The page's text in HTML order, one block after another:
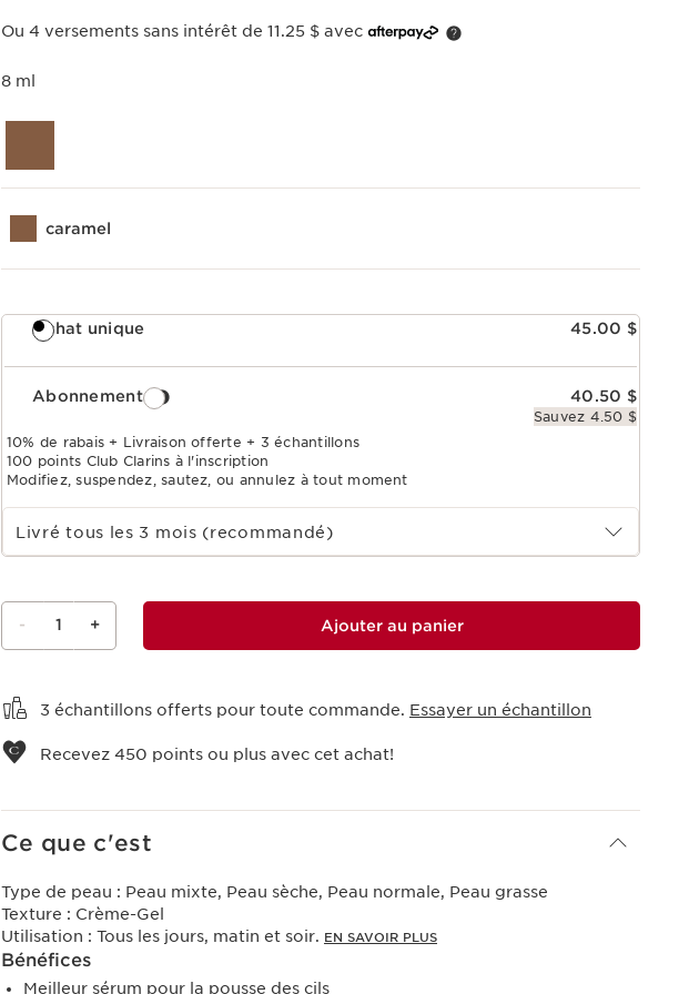
Ou 4 versements sans intérêt de 11.25 $ avec
8 ml
caramel
Achat unique 45.00 $
Abonnement 40.50 $
Sauvez 4.50 $
10% de rabais + Livraison offerte + 3 échantillons
100 points Club Clarins à l'inscription
Modifiez, suspendez, sautez, ou annulez à tout moment
Choisir la période d''abonnement
Livré tous les 3 mois (recommandé)
- 1 + Ajouter au panier
3 échantillons offerts pour toute commande. Essayer un échantillon
Recevez 450 points ou plus avec cet achat!
Ce que c'est
Type de peau : Peau mixte, Peau sèche, Peau normale, Peau grasse
Texture : Crème-Gel
Utilisation : Tous les jours, matin et soir. EN SAVOIR PLUS
Bénéfices
Meilleur sérum pour la pousse des cils